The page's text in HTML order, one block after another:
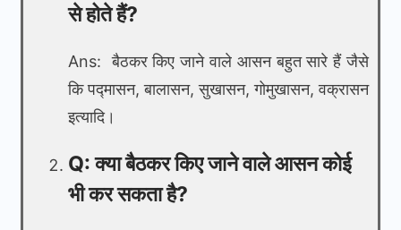
से होते हैं?
Ans: बैठकर किए जाने वाले आसन बहुत सारे हैं जैसे
कि पद्मासन, बालासन, सुखासन, गोमुखासन, वक्रासन
इत्यादि।
Q: क्या बैठकर किए जाने वाले आसन कोई
भी कर सकता है?